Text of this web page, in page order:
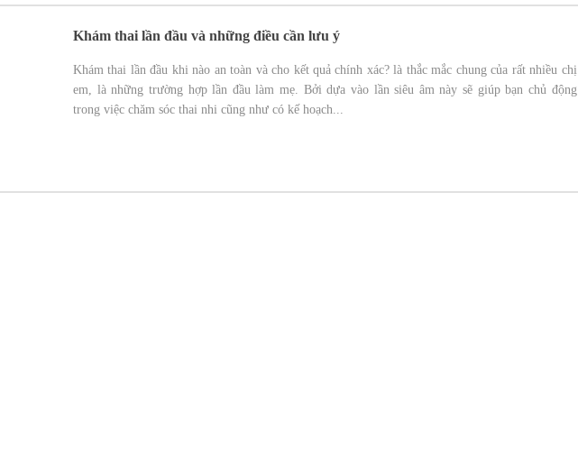
Khám thai lần đầu và những điều cần lưu ý
Khám thai lần đầu khi nào an toàn và cho kết quả chính xác? là thắc mắc chung của rất nhiều chị
em, là những trường hợp lần đầu làm mẹ. Bởi dựa vào lần siêu âm này sẽ giúp bạn chủ động
trong việc chăm sóc thai nhi cũng như có kế hoạch...